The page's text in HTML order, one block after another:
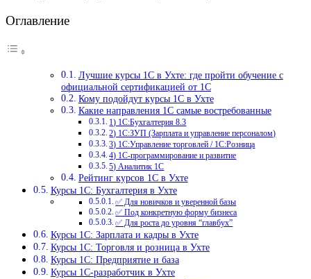
Оглавление
Лучшие курсы 1С в Ухте: где пройти обучение с
официальной сертификацией от 1С
Кому подойдут курсы 1С в Ухте
Какие направления 1С самые востребованные
1) 1С:Бухгалтерия 8.3
2) 1С:ЗУП (Зарплата и управление персоналом)
3) 1С:Управление торговлей / 1С:Розница
4) 1С-программирование и развитие
5) Аналитик 1С
Рейтинг курсов 1С в Ухте
Курсы 1С: Бухгалтерия в Ухте
✅ Для новичков и уверенной базы
✅ Под конкретную форму бизнеса
✅ Для роста до уровня “главбух”
Курсы 1С: Зарплата и кадры в Ухте
Курсы 1С: Торговля и розница в Ухте
Курсы 1С: Предприятие и база
Курсы 1С-разработчик в Ухте